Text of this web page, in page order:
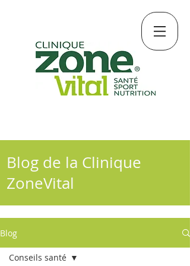
Blog de la Clinique
ZoneVital
Blog
Conseils santé